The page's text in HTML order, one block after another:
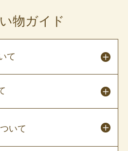
物ガイド
て
いて